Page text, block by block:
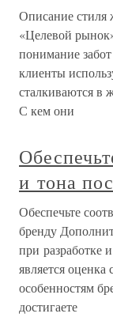
Описание стиля
«Целевой
понимание
клиенты
сталкиваются в
С кем они
и тона
Обеспечьте
бренду
при разработке
является
особенностям
достигаете